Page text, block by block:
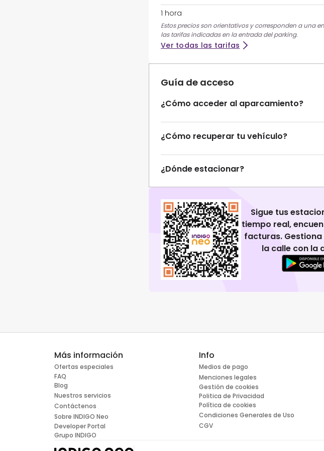
1 hora
Estos precios son orientativos y corresponden a una
las tarifas indicadas en la entrada del parking.
Ver todas las tarifas
Guía de acceso
¿Cómo acceder al aparcamiento?
¿Cómo recuperar tu vehículo?
¿Dónde estacionar?
Sigue tus
tiempo real,
facturas.
la calle con la
Más información
Ofertas especiales
FAQ
Blog
Nuestros servicios
Contáctenos
Sobre INDIGO Neo
Developer Portal
Grupo INDIGO
Info
Medios de pago
Menciones legales
Gestión de cookies
Politica de Privacidad
Política de cookies
Condiciones Generales de Uso
CGV